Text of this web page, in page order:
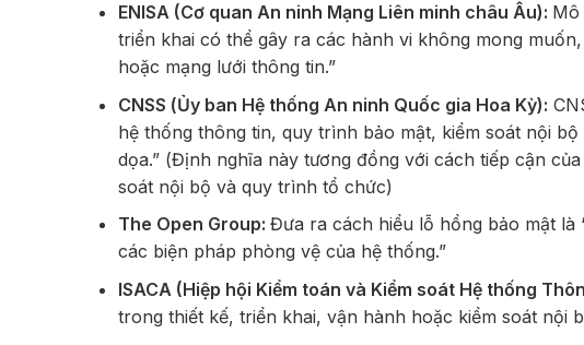
ENISA (Cơ quan An ninh Mạng Liên minh châu Âu): Mô
triển khai có thể gây ra các hành vi không mong
hoặc mạng lưới thông tin.”
CNSS (Ủy ban Hệ thống An ninh Quốc gia Hoa Kỳ):
hệ thống thông tin, quy trình bảo mật, kiểm soát nội
dọa.”(Định nghĩa này tương đồng với cách tiếp cận
soát nội bộ và quy trình tổ chức)
The Open Group: Đưa ra cách hiểu lỗ hổng bảo mật là
các biện pháp phòng vệ của hệ thống.”
ISACA (Hiệp hội Kiểm toán và Kiểm soát Hệ thống
trong thiết kế, triển khai, vận hành hoặc kiểm soát nội